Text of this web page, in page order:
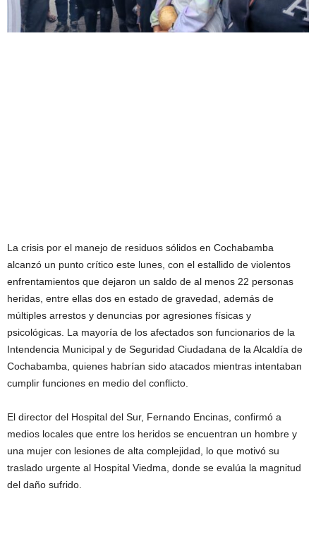
La crisis por el manejo de residuos sólidos en Cochabamba
alcanzó un punto crítico este lunes, con el estallido de violentos
enfrentamientos que dejaron un saldo de al menos 22 personas
heridas, entre ellas dos en estado de gravedad, además de
múltiples arrestos y denuncias por agresiones físicas y
psicológicas. La mayoría de los afectados son funcionarios de la
Intendencia Municipal y de Seguridad Ciudadana de la Alcaldía de
Cochabamba, quienes habrían sido atacados mientras intentaban
cumplir funciones en medio del conflicto.
El director del Hospital del Sur, Fernando Encinas, confirmó a
medios locales que entre los heridos se encuentran un hombre y
una mujer con lesiones de alta complejidad, lo que motivó su
traslado urgente al Hospital Viedma, donde se evalúa la magnitud
del daño sufrido.